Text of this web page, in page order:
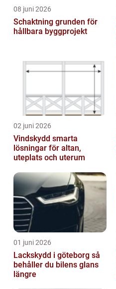
08 juni 2026
Schaktning grunden för
hållbara byggprojekt
02 juni 2026
Vindskydd smarta
lösningar för altan,
uteplats och uterum
01 juni 2026
Lackskydd i göteborg så
behåller du bilens glans
längre